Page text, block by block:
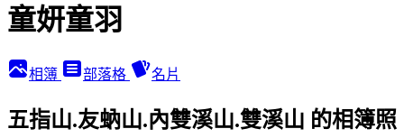
童妍童羽
相簿 部落格 名片
五指山.友蚋山.內雙溪山.雙溪山 的相簿照